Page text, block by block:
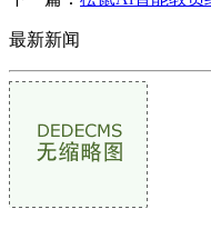
最新新闻